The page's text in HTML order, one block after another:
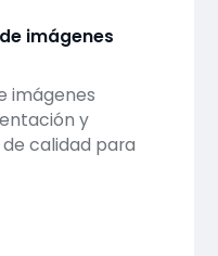
imágenes
imágenes
y
calidad para